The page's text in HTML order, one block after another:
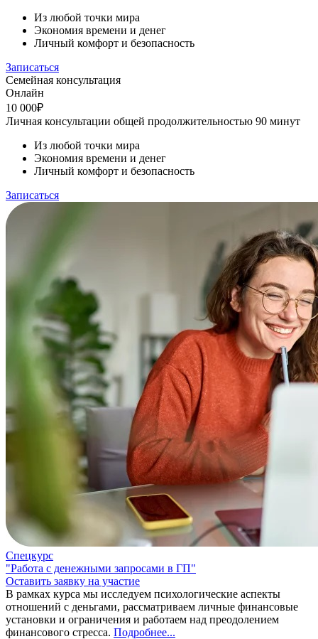
Из любой точки мира
Экономия времени и денег
Личный комфорт и безопасность
Записаться
Семейная консультация
Онлайн
10 000₽
Личная консультации общей продолжительностью 90 минут
Из любой точки мира
Экономия времени и денег
Личный комфорт и безопасность
Записаться
Спецкурс
"Работа с денежными запросами в ГП"
Оставить заявку на участие
В рамках курса мы исследуем психологические аспекты
отношений с деньгами, рассматриваем личные финансовые
установки и ограничения и работаем над преодолением
финансового стресса. Подробнее...